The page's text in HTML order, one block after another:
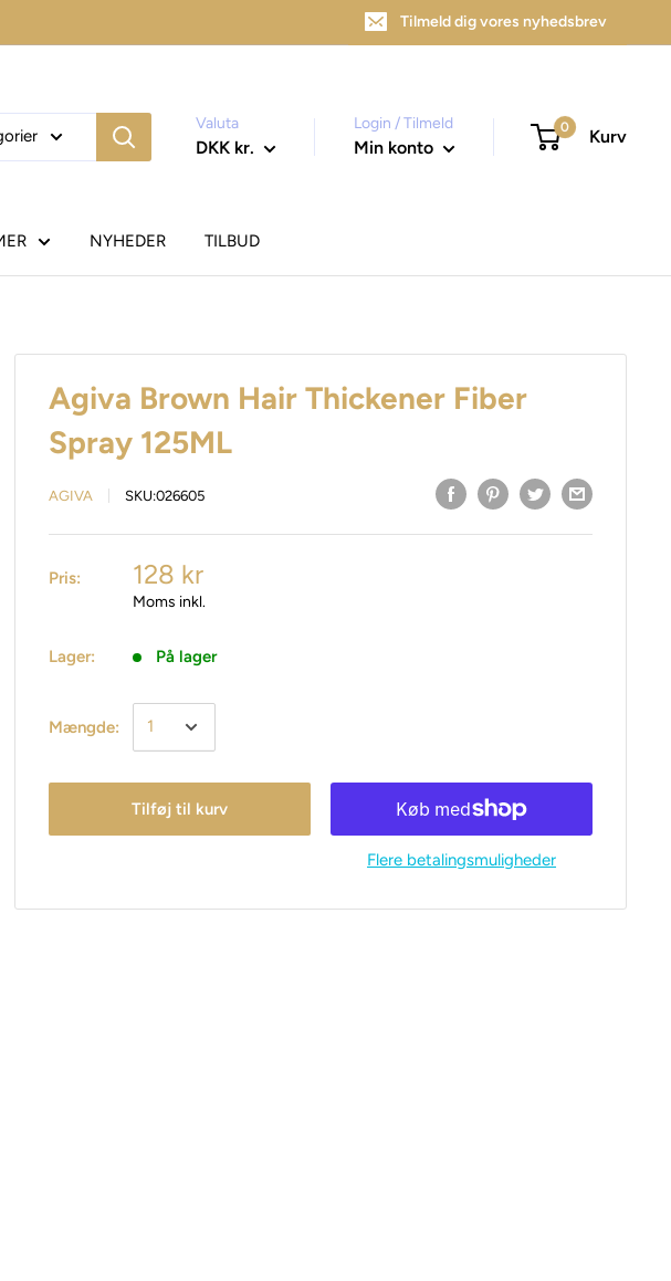
Tilmeld dig vores nyhedsbrev
Valuta
DKK kr.
Login / Tilmeld
Min konto
0 Kurv
NYHEDER TILBUD
Agiva Brown Hair Thickener Fiber
Spray 125ML
AGIVA SKU:026605
Pris: 128 kr
Moms inkl.
Lager: På lager
Mængde:
Tilføj til kurv
Flere betalingsmuligheder